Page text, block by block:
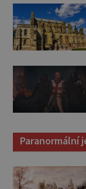
Paranormální